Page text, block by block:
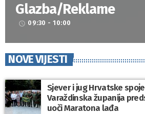
Glazba/Reklame
access_time 09:30 - 10:00
NOVE VIJESTI
Sjever i jug Hrvatske
Varaždinska županija
uoči Maratona lađa